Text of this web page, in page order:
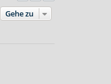
Gehe zu